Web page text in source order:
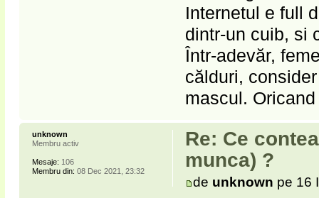
Internetul e full
dintr-un cuib, si
Într-adevăr,
călduri,
mascul.
Re: Ce
munca) ?
de unknown pe 16
unknown
Membru activ
Mesaje: 106
Membru din: 08 Dec 2021, 23:32